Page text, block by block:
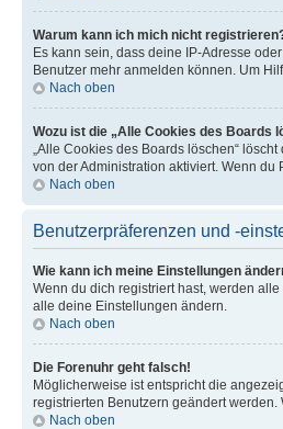
Warum kann ich mich nicht
Es kann sein, dass deine IP-Adresse
Benutzer mehr anmelden können. Um
Nach oben
Wozu ist die „Alle Cookies des Boards
„Alle Cookies des Boards löschen“
von der Administration aktiviert. Wenn
Nach oben
Benutzerpräferenzen und -
Wie kann ich meine Einstellungen
Wenn du dich registriert hast, werden
alle deine Einstellungen ändern.
Nach oben
Die Forenuhr geht falsch!
Möglicherweise ist entspricht die
registrierten Benutzern geändert werden.
Nach oben